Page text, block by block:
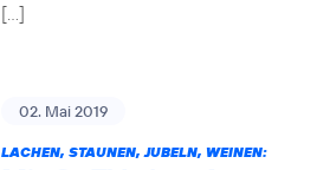
[…]
02. Mai 2019
LACHEN, STAUNEN, JUBELN, WEINEN: